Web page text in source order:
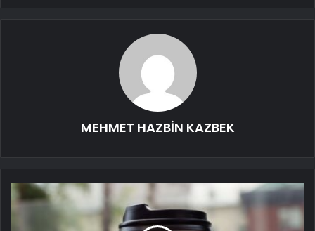
MEHMET HAZBİN KAZBEK